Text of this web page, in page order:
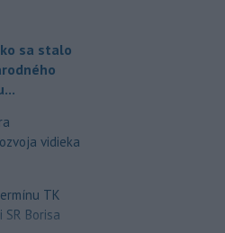
sa stalo
vidieka
TK
Borisa